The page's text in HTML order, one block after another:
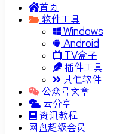
首页
软件工具
Windows
Android
TV盒子
插件工具
其他软件
公众号文章
云分享
资讯教程
网盘超级会员